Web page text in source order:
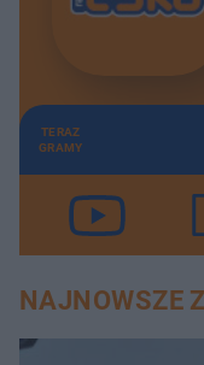
TERAZ
GRAMY
NAJNOWSZE